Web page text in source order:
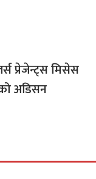
प्रेजेन्ट्स मिसेस
अडिसन